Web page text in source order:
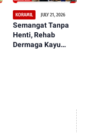
KORAMIL JULY 21, 2026
Semangat Tanpa
Henti, Rehab
Dermaga Kayu